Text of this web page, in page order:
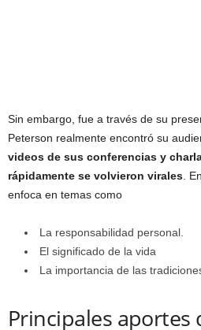
Sin embargo, fue a través de su
Peterson realmente encontró su
videos de sus conferencias y
rápidamente se volvieron virales .
enfoca en temas como
La responsabilidad personal.
El significado de la vida
La importancia de las
Principales aportes